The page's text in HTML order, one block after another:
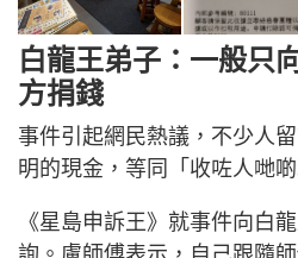
白龍王弟子：一般只
方捐錢
事件引起網民熱議，不少人
明的現金，等同「收咗人哋
《星島申訴王》就事件向白